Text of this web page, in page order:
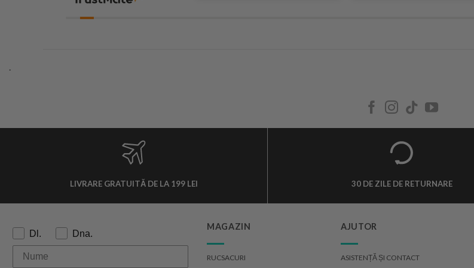
degrabă decât o doză de Coca-
Cola. La acest preț, mă așteptam la
LIVRARE GRATUITĂ DE LA 199 LEI 30 DE ZILE DE RETURNARE
Formulă de adresare:
Dl. Dna.
MAGAZIN
RUCSACURI
AJUTOR
ASISTENȚĂ ȘI CONTACT